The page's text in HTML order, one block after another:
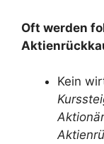
Oft werden
Kein